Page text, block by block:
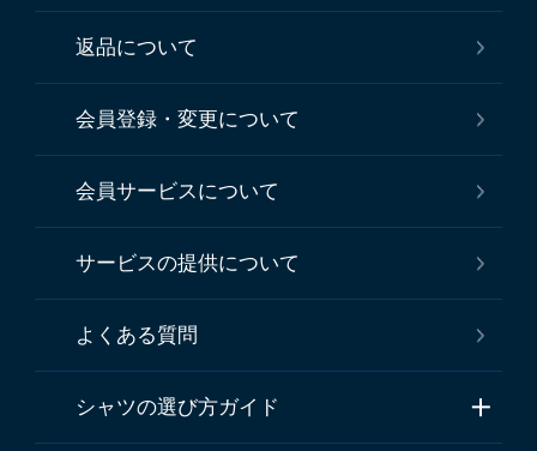
返品について
会員登録・変更について
会員サービスについて
サービスの提供について
よくある質問
シャツの選び方ガイド